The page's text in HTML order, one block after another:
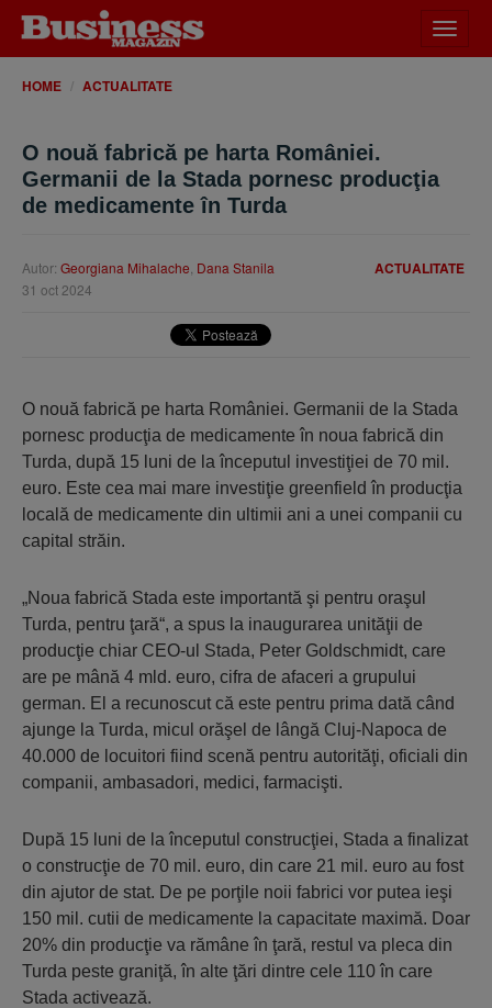
meniu
HOME ACTUALITATE
O nouă fabrică pe harta României.
Germanii de la Stada pornesc producţia
de medicamente în Turda
ACTUALITATE
Autor: Georgiana Mihalache Dana Stanila
31 oct 2024
O nouă fabrică pe harta României. Germanii de la Stada
pornesc producţia de medicamente în noua fabrică din
Turda, după 15 luni de la începutul investiţiei de 70 mil.
euro. Este cea mai mare investiţie greenfield în producţia
locală de medicamente din ultimii ani a unei companii cu
capital străin.
„Noua fabrică Stada este importantă şi pentru oraşul
Turda, pentru ţară“, a spus la inaugurarea unităţii de
producţie chiar CEO-ul Stada, Peter Goldschmidt, care
are pe mână 4 mld. euro, cifra de afaceri a grupului
german. El a recunoscut că este pentru prima dată când
ajunge la Turda, micul orăşel de lângă Cluj-Napoca de
40.000 de locuitori fiind scenă pentru autorităţi, oficiali din
companii, ambasadori, medici, farmacişti.
După 15 luni de la începutul construcţiei, Stada a finalizat
o construcţie de 70 mil. euro, din care 21 mil. euro au fost
din ajutor de stat. De pe porţile noii fabrici vor putea ieşi
150 mil. cutii de medicamente la capacitate maximă. Doar
20% din producţie va rămâne în ţară, restul va pleca din
Turda peste graniţă, în alte ţări dintre cele 110 în care
Stada activează.